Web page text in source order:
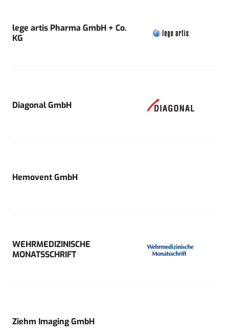
lege artis Pharma GmbH + Co.
KG
Diagonal GmbH
Hemovent GmbH
WEHRMEDIZINISCHE
MONATSSCHRIFT
Ziehm Imaging GmbH